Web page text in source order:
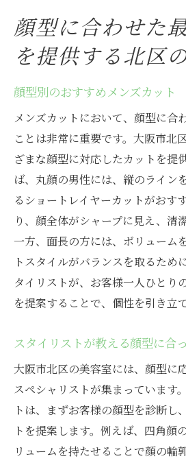
顔型に合わせた
を提供する北区
顔型別のおすすめメンズカット
メンズカットにおいて、顔型に合
ことは非常に重要です。大阪市北
ざまな顔型に対応したカットを提
ば、丸顔の男性には、縦のライン
るショートレイヤーカットがおす
り、顔全体がシャープに見え、清
一方、面長の方には、ボリューム
トスタイルがバランスを取るため
タイリストが、お客様一人ひとり
を提案することで、個性を引き立
スタイリストが教える顔型に合
大阪市北区の美容室には、顔型に
スペシャリストが集まっています
トは、まずお客様の顔型を診断し
トを提案します。例えば、四角顔
リュームを持たせることで顔の輪